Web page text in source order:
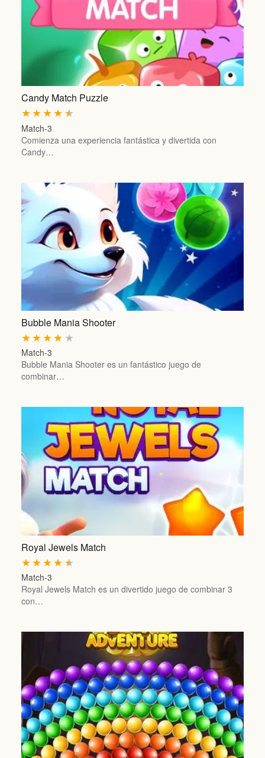
Candy Match Puzzle
★
★
★
★
★
Match-3
Comienza una experiencia fantástica y divertida con
Candy…
Bubble Mania Shooter
★
★
★
★
★
Match-3
Bubble Mania Shooter es un fantástico juego de
combinar…
Royal Jewels Match
★
★
★
★
★
Match-3
Royal Jewels Match es un divertido juego de combinar 3
con…